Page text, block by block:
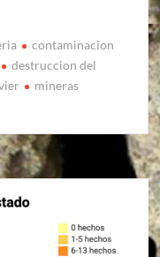
contaminacion
destruccion del
mineras